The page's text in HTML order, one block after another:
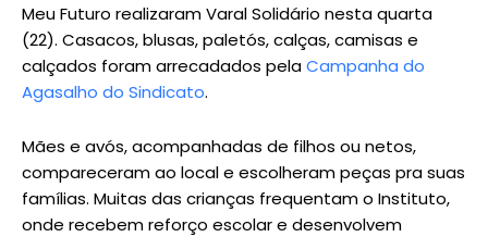
Meu Futuro realizaram Varal Solidário nesta quarta
(22). Casacos, blusas, paletós, calças, camisas e
calçados foram arrecadados pelaCampanha do
Agasalho do Sindicato.
Mães e avós, acompanhadas de filhos ou netos,
compareceram ao local e escolheram peças pra suas
famílias. Muitas das crianças frequentam o Instituto,
onde recebem reforço escolar e desenvolvem